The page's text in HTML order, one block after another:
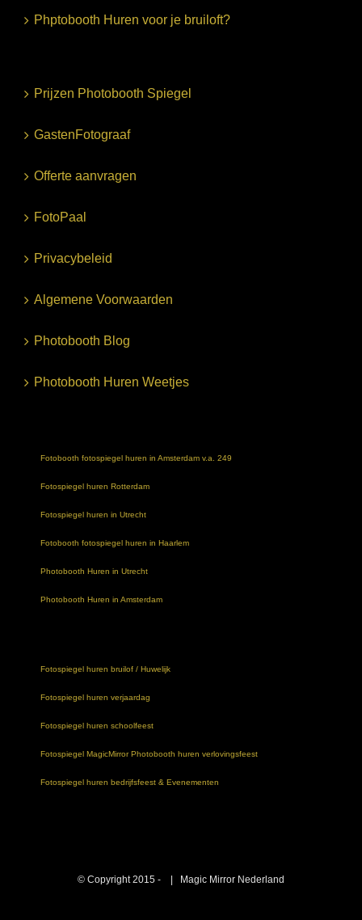
Phptobooth Huren voor je bruiloft?
Prijzen Photobooth Spiegel
GastenFotograaf
Offerte aanvragen
FotoPaal
Privacybeleid
Algemene Voorwaarden
Photobooth Blog
Photobooth Huren Weetjes
Fotobooth fotospiegel huren in Amsterdam v.a. 249
Fotospiegel huren Rotterdam
Fotospiegel huren in Utrecht
Fotobooth fotospiegel huren in Haarlem
Photobooth Huren in Utrecht
Photobooth Huren in Amsterdam
Fotospiegel huren bruilof / Huwelijk
Fotospiegel huren verjaardag
Fotospiegel huren schoolfeest
Fotospiegel MagicMirror Photobooth huren verlovingsfeest
Fotospiegel huren bedrijfsfeest & Evenementen
© Copyright 2015 - | Magic Mirror Nederland